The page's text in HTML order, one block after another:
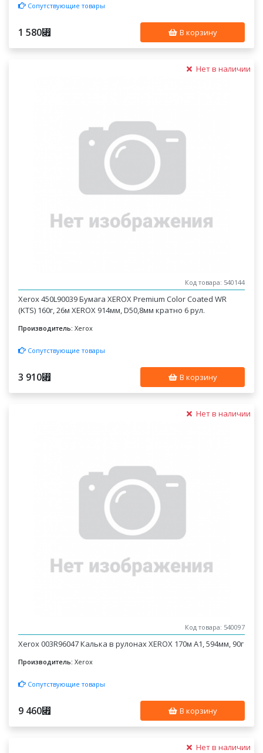
Сопутствующие товары
1 580⃏ В корзину
Нет в наличии
Код товара: 540144
Xerox 450L90039 Бумага XEROX Premium Color Coated WR
(KTS) 160г, 26м XEROX 914мм, D50,8мм кратно 6 рул.
Производитель: Xerox
Сопутствующие товары
3 910⃏ В корзину
Нет в наличии
Код товара: 540097
Xerox 003R96047 Калька в рулонах XEROX 170м A1, 594мм, 90г
Производитель: Xerox
Сопутствующие товары
9 460⃏ В корзину
Нет в наличии